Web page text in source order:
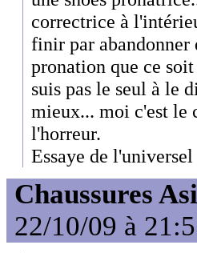
correctrice à
finir par abandonner
pronation que ce
suis pas le seul à le
mieux... moi c'est le
l'horreur.
Essaye de
Chaussures
22/10/09 à